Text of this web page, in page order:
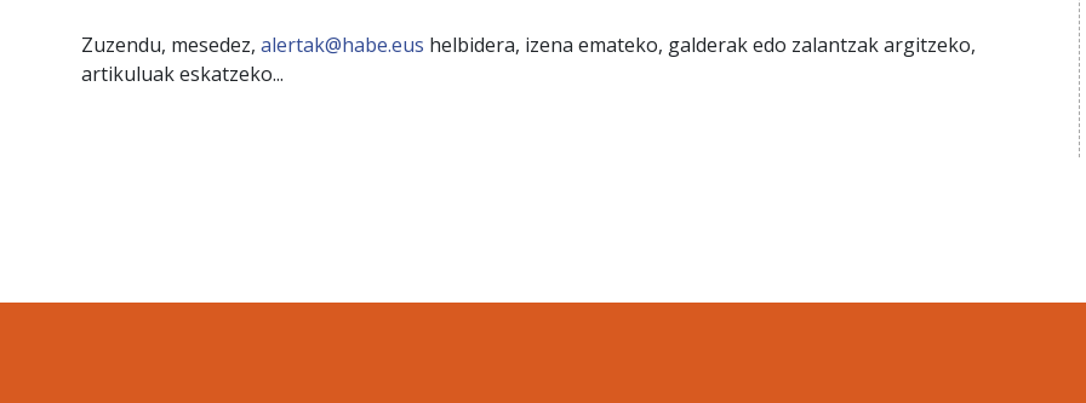
Zuzendu, mesedez, alertak@habe.eus helbidera, izena emateko, galderak edo zalantzak argitzeko,
artikuluak eskatzeko...